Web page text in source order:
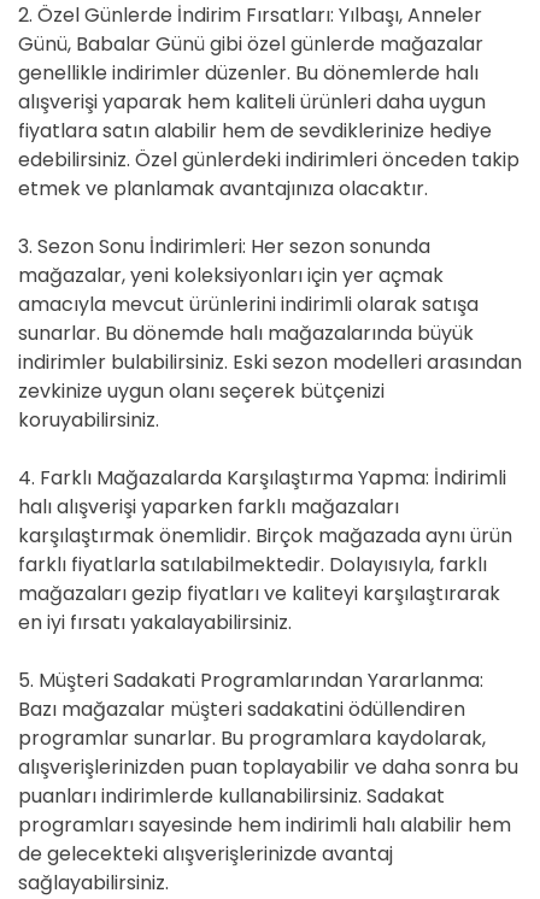
2. Özel Günlerde İndirim Fırsatları: Yılbaşı, Anneler
Günü, Babalar Günü gibi özel günlerde mağazalar
genellikle indirimler düzenler. Bu dönemlerde halı
alışverişi yaparak hem kaliteli ürünleri daha uygun
fiyatlara satın alabilir hem de sevdiklerinize hediye
edebilirsiniz. Özel günlerdeki indirimleri önceden takip
etmek ve planlamak avantajınıza olacaktır.
3. Sezon Sonu İndirimleri: Her sezon sonunda
mağazalar, yeni koleksiyonları için yer açmak
amacıyla mevcut ürünlerini indirimli olarak satışa
sunarlar. Bu dönemde halı mağazalarında büyük
indirimler bulabilirsiniz. Eski sezon modelleri arasından
zevkinize uygun olanı seçerek bütçenizi
koruyabilirsiniz.
4. Farklı Mağazalarda Karşılaştırma Yapma: İndirimli
halı alışverişi yaparken farklı mağazaları
karşılaştırmak önemlidir. Birçok mağazada aynı ürün
farklı fiyatlarla satılabilmektedir. Dolayısıyla, farklı
mağazaları gezip fiyatları ve kaliteyi karşılaştırarak
en iyi fırsatı yakalayabilirsiniz.
5. Müşteri Sadakati Programlarından Yararlanma:
Bazı mağazalar müşteri sadakatini ödüllendiren
programlar sunarlar. Bu programlara kaydolarak,
alışverişlerinizden puan toplayabilir ve daha sonra bu
puanları indirimlerde kullanabilirsiniz. Sadakat
programları sayesinde hem indirimli halı alabilir hem
de gelecekteki alışverişlerinizde avantaj
sağlayabilirsiniz.